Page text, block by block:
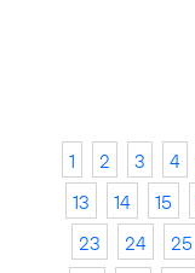
1 2 3 4
13
14 15
23
24 25